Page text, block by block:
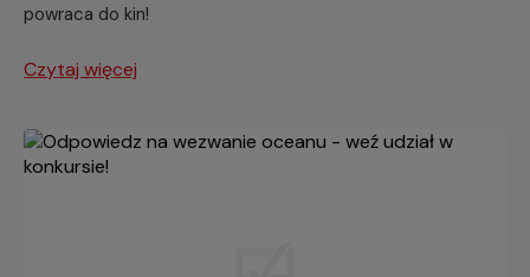
powraca do kin!
Czytaj więcej